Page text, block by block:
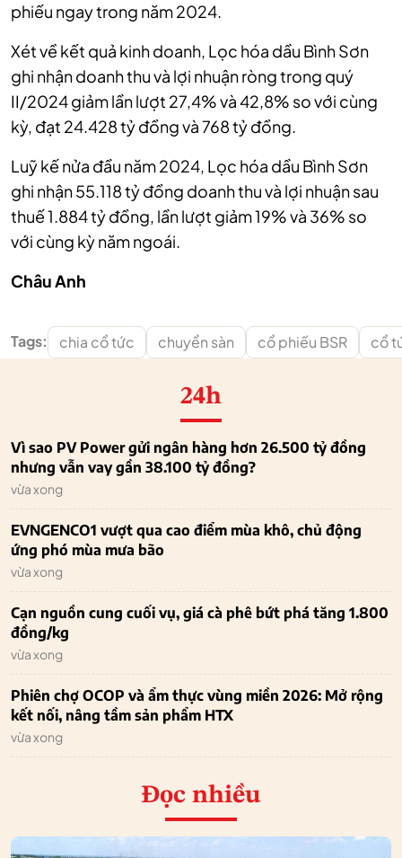
phiếu ngay trong năm 2024.
Xét về kết quả kinh doanh, Lọc hóa dầu Bình Sơn
ghi nhận doanh thu và lợi nhuận ròng trong quý
II/2024 giảm lần lượt 27,4% và 42,8% so với cùng
kỳ, đạt 24.428 tỷ đồng và 768 tỷ đồng.
Luỹ kế nửa đầu năm 2024, Lọc hóa dầu Bình Sơn
ghi nhận 55.118 tỷ đồng doanh thu và lợi nhuận sau
thuế 1.884 tỷ đồng, lần lượt giảm 19% và 36% so
với cùng kỳ năm ngoái.
Châu Anh
Tags: chia cổ tức chuyển sàn cổ phiếu BSR cổ
24h
Vì sao PV Power gửi ngân hàng hơn 26.500 tỷ đồng
nhưng vẫn vay gần 38.100 tỷ đồng?
vừa xong
EVNGENCO1 vượt qua cao điểm mùa khô, chủ động
ứng phó mùa mưa bão
vừa xong
Cạn nguồn cung cuối vụ, giá cà phê bứt phá tăng 1.800
đồng/kg
vừa xong
Phiên chợ OCOP và ẩm thực vùng miền 2026: Mở rộng
kết nối, nâng tầm sản phẩm HTX
vừa xong
Đọc nhiều